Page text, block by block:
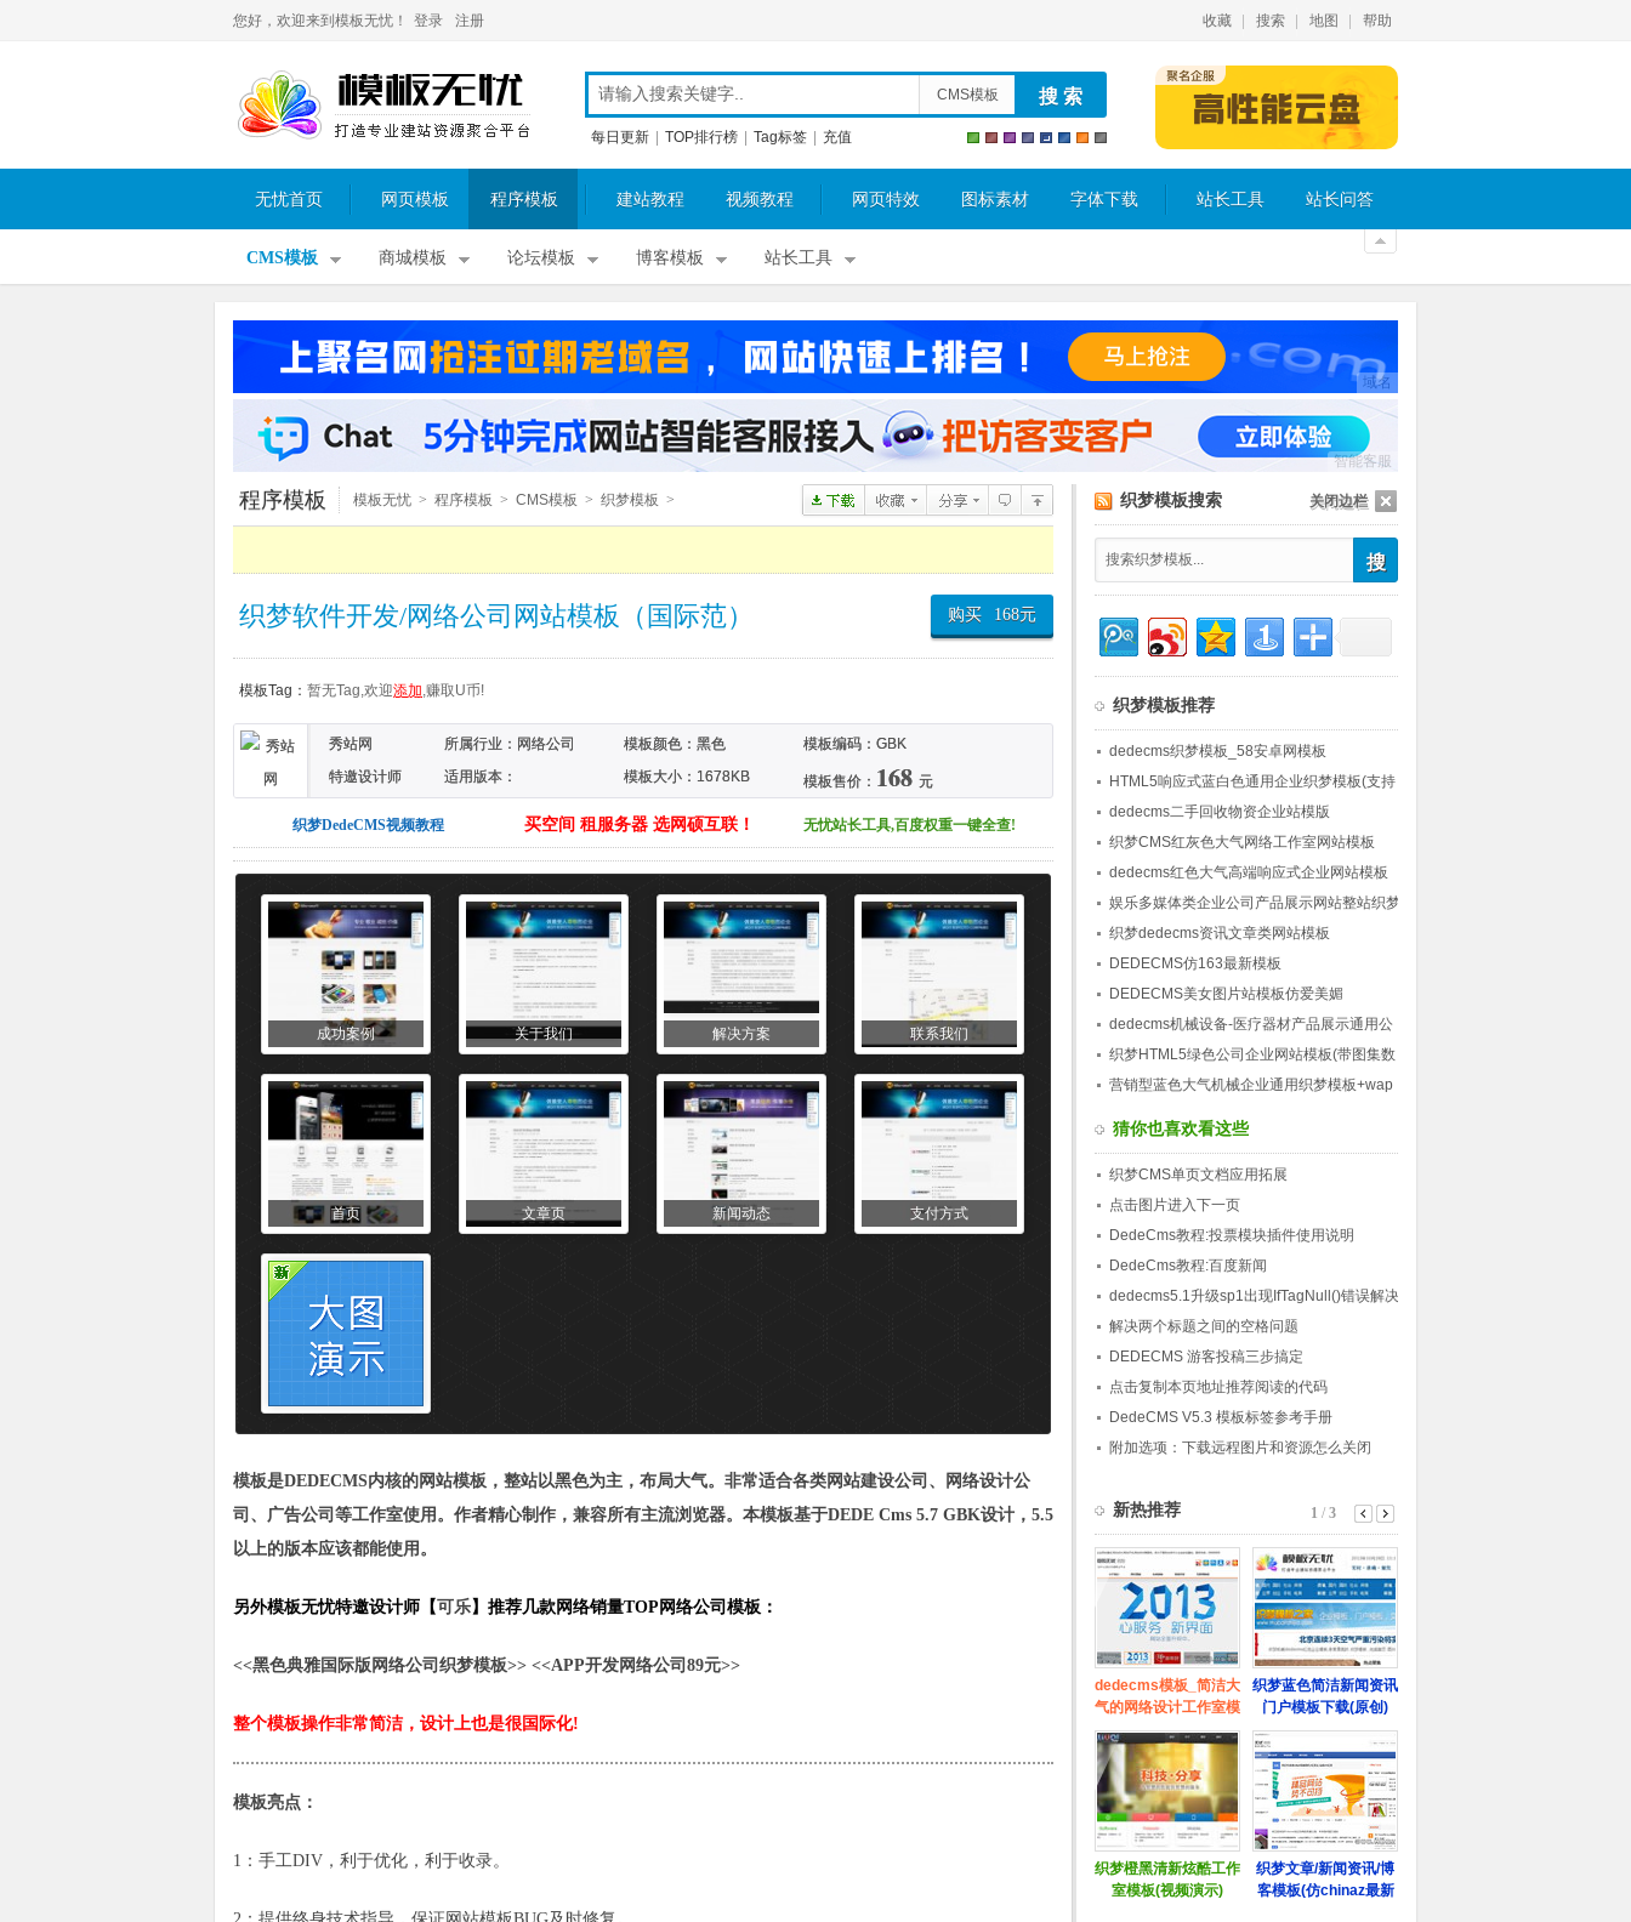
您好，欢迎来到模板无忧！ 登录 注册 收藏 搜索 地图 帮助
CMS模板
每日更新 TOP排行榜 Tag标签 充值
无忧首页 网页模板 程序模板 建站教程 视频教程 网页特效 图标素材 字体下载 站长工具 站长问答
CMS模板 商城模板 论坛模板 博客模板 站长工具
域名
智能客服
关闭边栏
程序模板 模板无忧 > 程序模板 > CMS模板 > 织梦模板 >
织梦软件开发/网络公司网站模板（国际范） 购买 168元
模板Tag： 暂无Tag,欢迎添加,赚取U币!
秀站网
特邀设计师
所属行业： 网络公司 模板颜色： 黑色
模板编码：GBK
适用版本：
模板大小：1678KB 模板售价： 168 元
织梦DedeCMS视频教程 买空间 租服务器 选网硕互联！ 无忧站长工具,百度权重一键全查!
成功案例 关于我们 解决方案 联系我们
首页 文章页 新闻动态 支付方式
模板是DEDECMS内核的网站模板 ，整站以黑色为主，布局大气。非常适合各类网站建设公司、网络设计公
司、广告公司等工作室使用。作者精心制作，兼容所有主流浏览器。本模板基于DEDE Cms 5.7 GBK设计，5.5
以上的版本应该都能使用。
另外模板无忧特邀设计师【可乐】推荐几款网络销量TOP网络公司模板：
<<黑色典雅国际版网络公司织梦模板>> <<APP开发网络公司89元>>
整个模板操作非常简洁，设计上也是很国际化!
模板亮点：
1：手工DIV，利于优化，利于收录。
织梦模板搜索
织梦模板推荐
dedecms织梦模板_58安卓网模板
HTML5响应式蓝白色通用企业织梦模板(支持
移动端)
dedecms二手回收物资企业站模版
织梦CMS红灰色大气网络工作室网站模板
dedecms红色大气高端响应式企业网站模板
娱乐多媒体类企业公司产品展示网站整站织梦
模板
织梦dedecms资讯文章类网站模板
DEDECMS仿163最新模板
DEDECMS美女图片站模板仿爱美媚
dedecms机械设备-医疗器材产品展示通用公
司企业网站模板
织梦HTML5绿色公司企业网站模板(带图集数
据)
营销型蓝色大气机械企业通用织梦模板+wap
端同步+seo优化+测试数据
猜你也喜欢看这些
织梦CMS单页文档应用拓展
点击图片进入下一页
DedeCms教程:投票模块插件使用说明
DedeCms教程:百度新闻
dedecms5.1升级sp1出现IfTagNull()错误解决
方法记录
解决两个标题之间的空格问题
DEDECMS 游客投稿三步搞定
点击复制本页地址推荐阅读的代码
DedeCMS V5.3 模板标签参考手册
附加选项：下载远程图片和资源怎么关闭